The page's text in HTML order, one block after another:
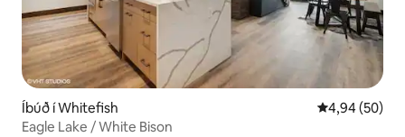
Íbúð í Whitefish 4,94 af 5 í
4,94 (50)
Eagle Lake / White Bison